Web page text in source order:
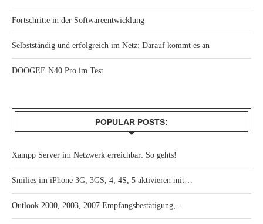
Fortschritte in der Softwareentwicklung
Selbstständig und erfolgreich im Netz: Darauf kommt es an
DOOGEE N40 Pro im Test
POPULAR POSTS:
Xampp Server im Netzwerk erreichbar: So gehts!
Smilies im iPhone 3G, 3GS, 4, 4S, 5 aktivieren mit…
Outlook 2000, 2003, 2007 Empfangsbestätigung,…